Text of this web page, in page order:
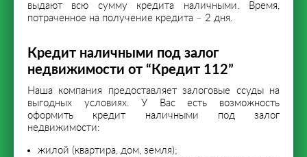
выдают всю сумму кредита наличными. Время,
потраченное на получение кредита – 2 дня.
Кредит наличными под залог
недвижимости от “Кредит 112”
Наша компания предоставляет залоговые ссуды на
выгодных условиях. У Вас есть возможность
оформить кредит наличными под залог
недвижимости:
жилой (квартира, дом, земля);